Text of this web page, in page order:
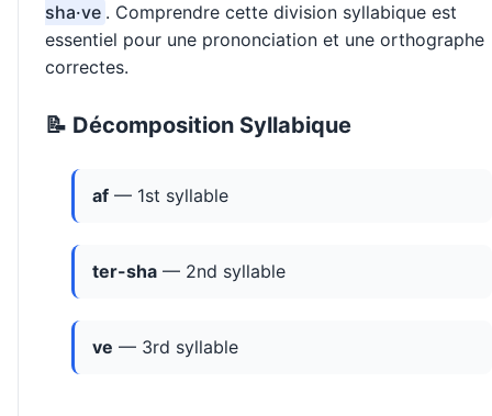
sha·ve . Comprendre cette division syllabique est
essentiel pour une prononciation et une orthographe
correctes.
📝 Décomposition Syllabique
af — 1st syllable
ter-sha — 2nd syllable
ve — 3rd syllable